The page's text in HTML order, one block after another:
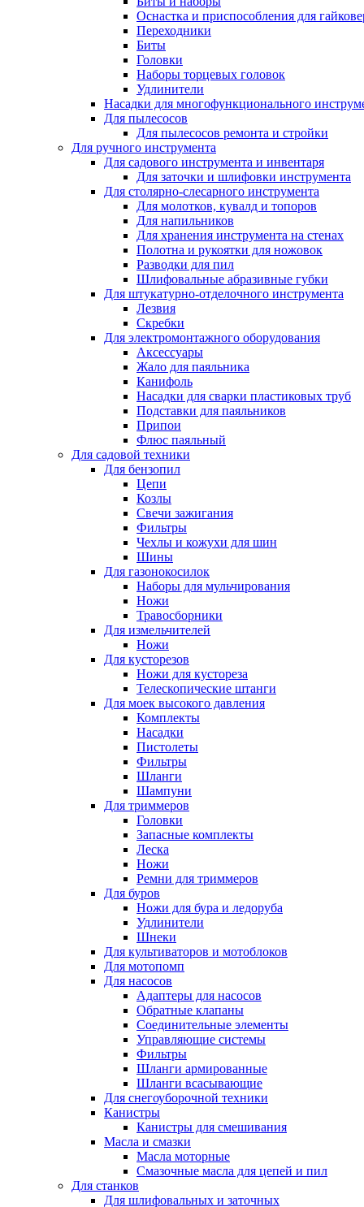
Оснастка и приспособления для
Переходники
Биты
Головки
Наборы торцевых головок
Удлинители
Насадки для многофункционального
Для пылесосов
Для пылесосов ремонта и стройки
Для ручного инструмента
Для садового инструмента и инвентаря
Для заточки и шлифовки инструмента
Для столярно-слесарного инструмента
Для молотков, кувалд и топоров
Для напильников
Для хранения инструмента на стенах
Полотна и рукоятки для ножовок
Разводки для пил
Шлифовальные абразивные губки
Для штукатурно-отделочного инструмента
Лезвия
Скребки
Для электромонтажного оборудования
Аксессуары
Жало для паяльника
Канифоль
Насадки для сварки пластиковых труб
Подставки для паяльников
Припои
Флюс паяльный
Для садовой техники
Для бензопил
Цепи
Козлы
Свечи зажигания
Фильтры
Чехлы и кожухи для шин
Шины
Для газонокосилок
Наборы для мульчирования
Ножи
Травосборники
Для измельчителей
Ножи
Для кусторезов
Ножи для кустореза
Телескопические штанги
Для моек высокого давления
Комплекты
Насадки
Пистолеты
Фильтры
Шланги
Шампуни
Для триммеров
Головки
Запасные комплекты
Леска
Ножи
Ремни для триммеров
Для буров
Ножи для бура и ледоруба
Удлинители
Шнеки
Для культиваторов и мотоблоков
Для мотопомп
Для насосов
Адаптеры для насосов
Обратные клапаны
Соединительные элементы
Управляющие системы
Фильтры
Шланги армированные
Шланги всасывающие
Для снегоуборочной техники
Канистры
Канистры для смешивания
Масла и смазки
Масла моторные
Смазочные масла для цепей и пил
Для станков
Для шлифовальных и заточных